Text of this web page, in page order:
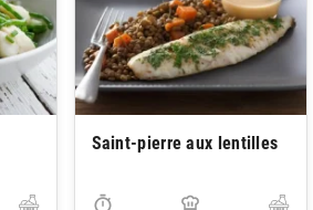
Saint-pierre aux lentilles